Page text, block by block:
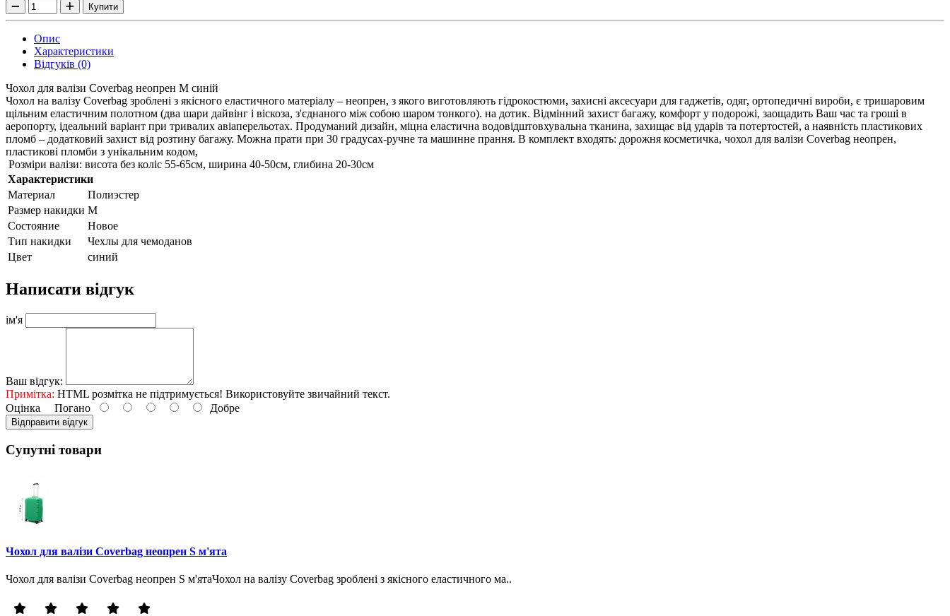
Купити
Опис
Характеристики
Відгуків (0)
Чохол для валізи Coverbag неопрен M синій
Чохол на валізу Coverbag зроблені з якісного еластичного матеріалу – неопрен, з якого виготовляють гідрокостюми, захисні аксесуари для гаджетів, одяг, ортопедичні вироби, є тришаровим
щільним еластичним полотном (два шари дайвінг і віскоза, з'єднаного між собою шаром тонкого). на дотик. Відмінний захист багажу, комфорт у подорожі, заощадить Ваш час та гроші в
аеропорту, ідеальний варіант при тривалих авіаперельотах. Продуманий дизайн, міцна еластична водовідштовхувальна тканина, захищає від ударів та потертостей, а наявність пластикових
пломб – додатковий захист від розтину багажу. Можна прати при 30 градусах-ручне та машинне прання. В комплект входять: дорожня косметичка, чохол для валізи Coverbag неопрен,
пластикові пломби з унікальним кодом,
Розміри валізи: висота без коліс 55-65см, ширина 40-50см, глибина 20-30см
Характеристики
Материал
Полиэстер
Размер накидки М
Состояние
Новое
Тип накидки
Чехлы для чемоданов
Цвет
синий
Написати відгук
ім'я
Ваш відгук:
Примітка: HTML розмітка не підтримується! Використовуйте звичайний текст.
Оцінка Погано Добре
Відправити відгук
Супутні товари
Чохол для валізи Coverbag неопрен S м'ята
Чохол для валізи Coverbag неопрен S м'ятаЧохол на валізу Coverbag зроблені з якісного еластичного ма..